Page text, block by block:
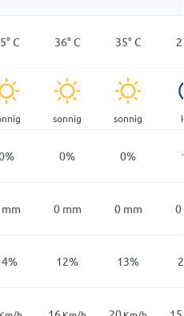
°C 36°C 35°C
sonnig sonnig
% 0% 0%
mm 0 mm 0 mm 0
% 12% 13%